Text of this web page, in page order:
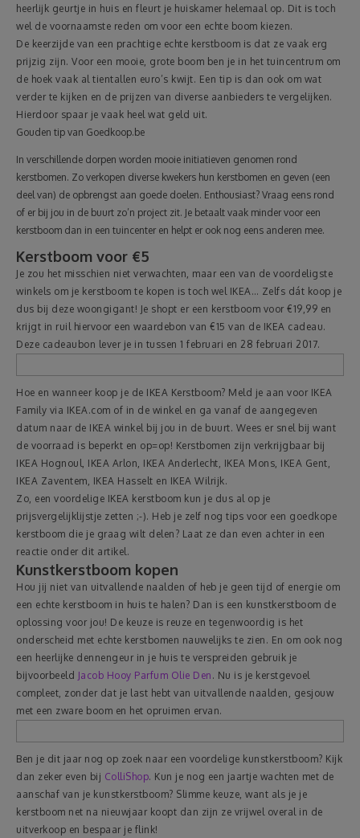
Elektronica
Eten & Drinken
Mode & Verzorging
heerlijk geurtje in huis en fleurt je huiskamer helemaal op. Dit is toch
wel de voornaamste reden om voor een echte boom kiezen.
De keerzijde van een prachtige echte kerstboom is dat ze vaak erg
prijzig zijn. Voor een mooie, grote boom ben je in het tuincentrum om
de hoek vaak al tientallen euro’s kwijt. Een tip is dan ook om wat
verder te kijken en de prijzen van diverse aanbieders te vergelijken.
Hierdoor spaar je vaak heel wat geld uit.
Gouden tip van Goedkoop.be
In verschillende dorpen worden mooie initiatieven genomen rond
kerstbomen. Zo verkopen diverse kwekers hun kerstbomen en geven (een
deel van) de opbrengst aan goede doelen. Enthousiast? Vraag eens rond
of er bij jou in de buurt zo’n project zit. Je betaalt vaak minder voor een
kerstboom dan in een tuincenter en helpt er ook nog eens anderen mee.
Kerstboom voor €5
Je zou het misschien niet verwachten, maar een van de voordeligste
winkels om je kerstboom te kopen is toch wel IKEA… Zelfs dát koop je
dus bij deze woongigant! Je shopt er een kerstboom voor €19,99 en
krijgt in ruil hiervoor een waardebon van €15 van de IKEA cadeau.
Deze cadeaubon lever je in tussen 1 februari en 28 februari 2017.
Hoe en wanneer koop je de IKEA Kerstboom? Meld je aan voor IKEA
Family via IKEA.com of in de winkel en ga vanaf de aangegeven
datum naar de IKEA winkel bij jou in de buurt. Wees er snel bij want
de voorraad is beperkt en op=op! Kerstbomen zijn verkrijgbaar bij
IKEA Hognoul, IKEA Arlon, IKEA Anderlecht, IKEA Mons, IKEA Gent,
IKEA Zaventem, IKEA Hasselt en IKEA Wilrijk.
Zo, een voordelige IKEA kerstboom kun je dus al op je
prijsvergelijklijstje zetten ;-). Heb je zelf nog tips voor een goedkope
kerstboom die je graag wilt delen? Laat ze dan even achter in een
reactie onder dit artikel.
Kunstkerstboom kopen
Hou jij niet van uitvallende naalden of heb je geen tijd of energie om
een echte kerstboom in huis te halen? Dan is een kunstkerstboom de
oplossing voor jou! De keuze is reuze en tegenwoordig is het
onderscheid met echte kerstbomen nauwelijks te zien. En om ook nog
een heerlijke dennengeur in je huis te verspreiden gebruik je
bijvoorbeeld Jacob Hooy Parfum Olie Den . Nu is je kerstgevoel
compleet, zonder dat je last hebt van uitvallende naalden, gesjouw
met een zware boom en het opruimen ervan.
Ben je dit jaar nog op zoek naar een voordelige kunstkerstboom? Kijk
dan zeker even bij ColliShop. Kun je nog een jaartje wachten met de
aanschaf van je kunstkerstboom? Slimme keuze, want als je je
kerstboom net na nieuwjaar koopt dan zijn ze vrijwel overal in de
uitverkoop en bespaar je flink!